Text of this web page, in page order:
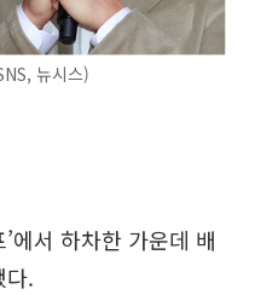
뉴시스)
에서 하차한 가운데 배
다.